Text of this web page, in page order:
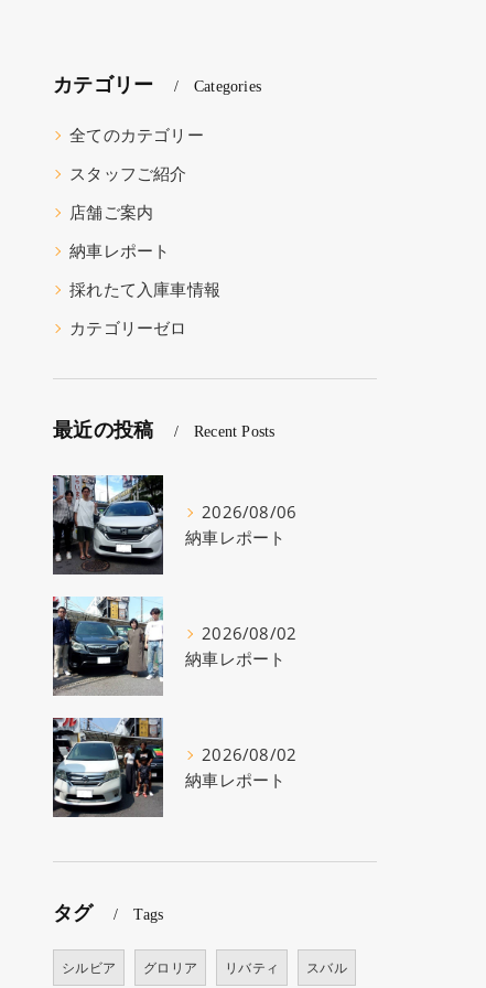
カテゴリー Categories
全てのカテゴリー
スタッフご紹介
店舗ご案内
納車レポート
採れたて入庫車情報
カテゴリーゼロ
最近の投稿 Recent Posts
2026/08/06
納車レポート
2026/08/02
納車レポート
2026/08/02
納車レポート
タグ Tags
シルビア グロリア リバティ スバル